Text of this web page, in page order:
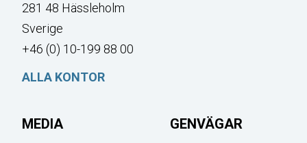
281 48 Hässleholm
Sverige
+46 (0) 10-199 88 00
ALLA KONTOR
MEDIA GENVÄGAR